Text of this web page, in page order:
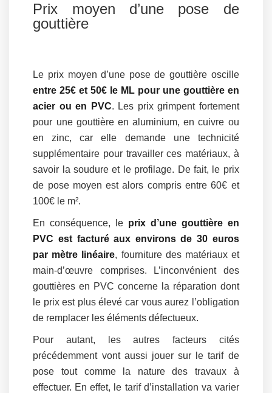
Prix moyen d’une pose de
gouttière
Le prix moyen d’une pose de gouttière oscille
entre 25€ et 50€ le ML pour une gouttière en
acier ou en PVC. Les prix grimpent fortement
pour une gouttière en aluminium, en cuivre ou
en zinc, car elle demande une technicité
supplémentaire pour travailler ces matériaux, à
savoir la soudure et le profilage. De fait, le prix
de pose moyen est alors compris entre 60€ et
100€ le m².
En conséquence, le prix d’une gouttière en
PVC est facturé aux environs de 30 euros
par mètre linéaire, fourniture des matériaux et
main-d’œuvre comprises. L’inconvénient des
gouttières en PVC concerne la réparation dont
le prix est plus élevé car vous aurez l’obligation
de remplacer les éléments défectueux.
Pour autant, les autres facteurs cités
précédemment vont aussi jouer sur le tarif de
pose tout comme la nature des travaux à
effectuer. En effet, le tarif d’installation va varier